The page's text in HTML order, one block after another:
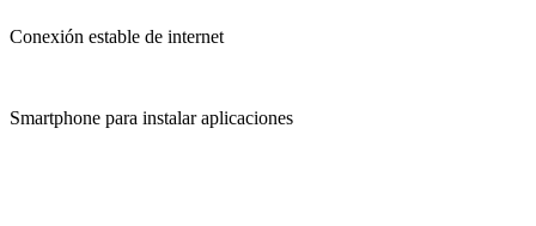
Conexión estable de internet
Smartphone para instalar aplicaciones